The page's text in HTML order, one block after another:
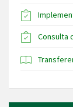
Consulta